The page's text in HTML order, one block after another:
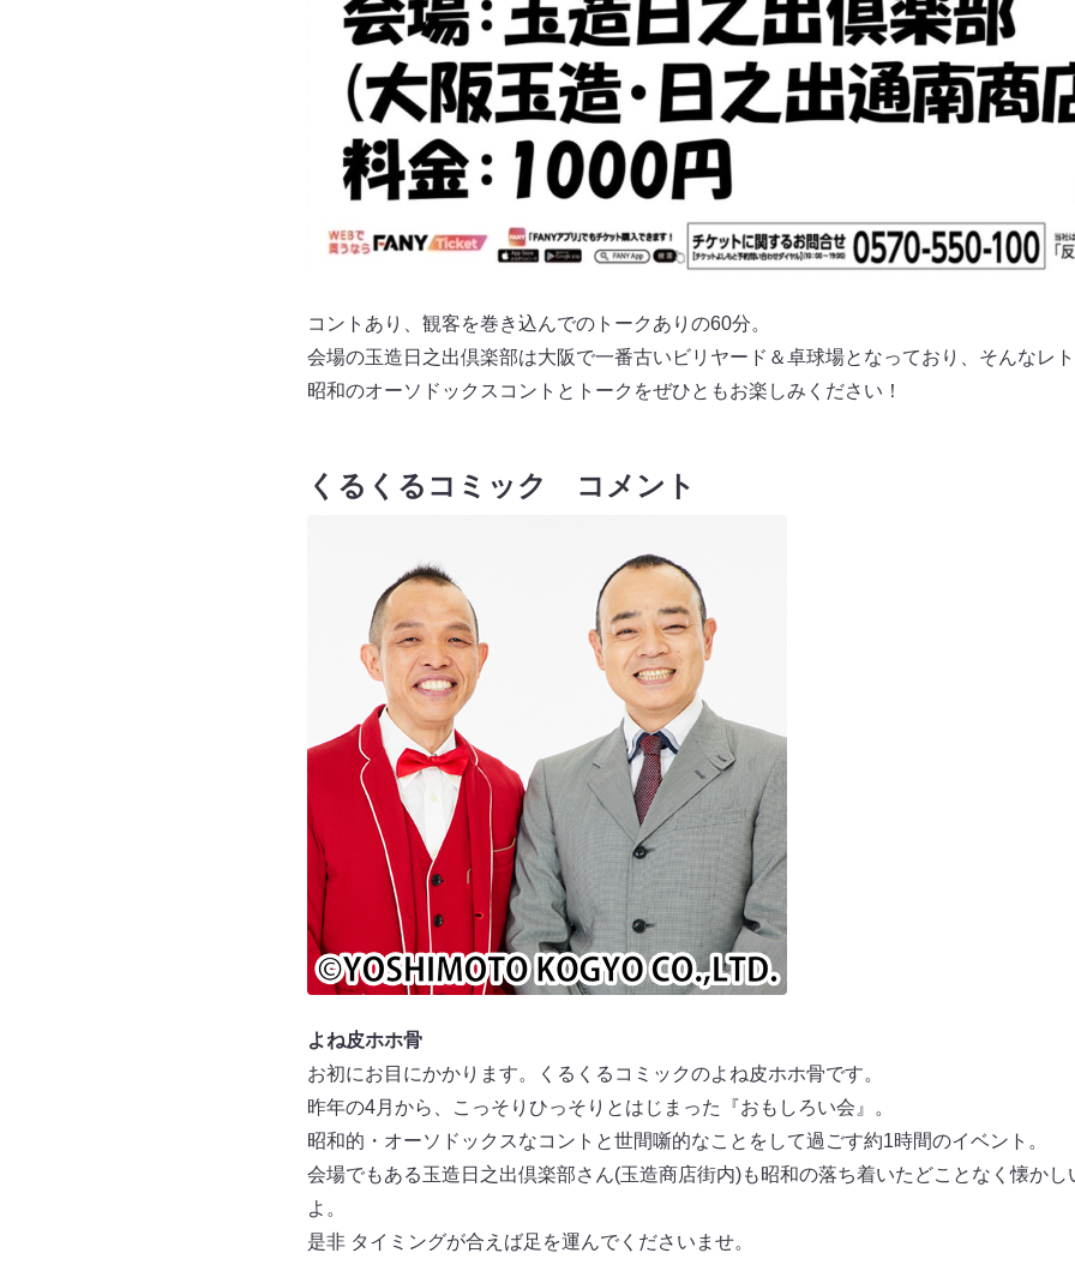
コントあり、観客を巻き込んでのトークありの60分。
会場の玉造日之出倶楽部は大阪で一番古いビリヤード＆卓球場となっており、そんなレ
昭和のオーソドックスコントとトークをぜひともお楽しみください！
くるくるコミック コメント
よね皮ホホ骨
お初にお目にかかります。くるくるコミックのよね皮ホホ骨です。
昨年の4月から、こっそりひっそりとはじまった『おもしろい会』。
昭和的・オーソドックスなコントと世間噺的なことをして過ごす約1時間のイベント。
会場でもある玉造日之出倶楽部さん(玉造商店街内)も昭和の落ち着いたどことなく懐か
よ。
是非 タイミングが合えば足を運んでくださいませ。